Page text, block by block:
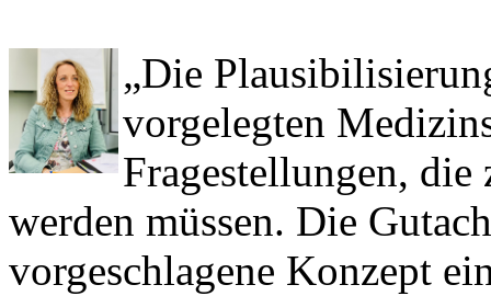
„Die
vorgelegten
Fragestellungen,
werden müssen. Die
vorgeschlagene Konzept